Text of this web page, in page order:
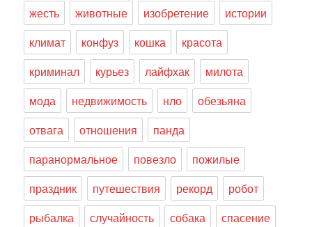
жесть животные изобретение
истории
климат
конфуз кошка
красота
криминал
курьез лайфхак
милота
мода
недвижимость нло
обезьяна
отвага
отношения
панда
паранормальное
повезло
пожилые
праздник
путешествия рекорд
робот
рыбалка
случайность собака
спасение